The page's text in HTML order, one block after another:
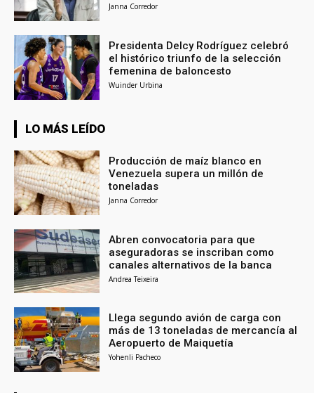
Janna Corredor
Presidenta Delcy Rodríguez celebró
el histórico triunfo de la selección
femenina de baloncesto
Wuinder Urbina
LO MÁS LEÍDO
Producción de maíz blanco en
Venezuela supera un millón de
toneladas
Janna Corredor
Abren convocatoria para que
aseguradoras se inscriban como
canales alternativos de la banca
Andrea Teixeira
Llega segundo avión de carga con
más de 13 toneladas de mercancía al
Aeropuerto de Maiquetía
Yohenli Pacheco